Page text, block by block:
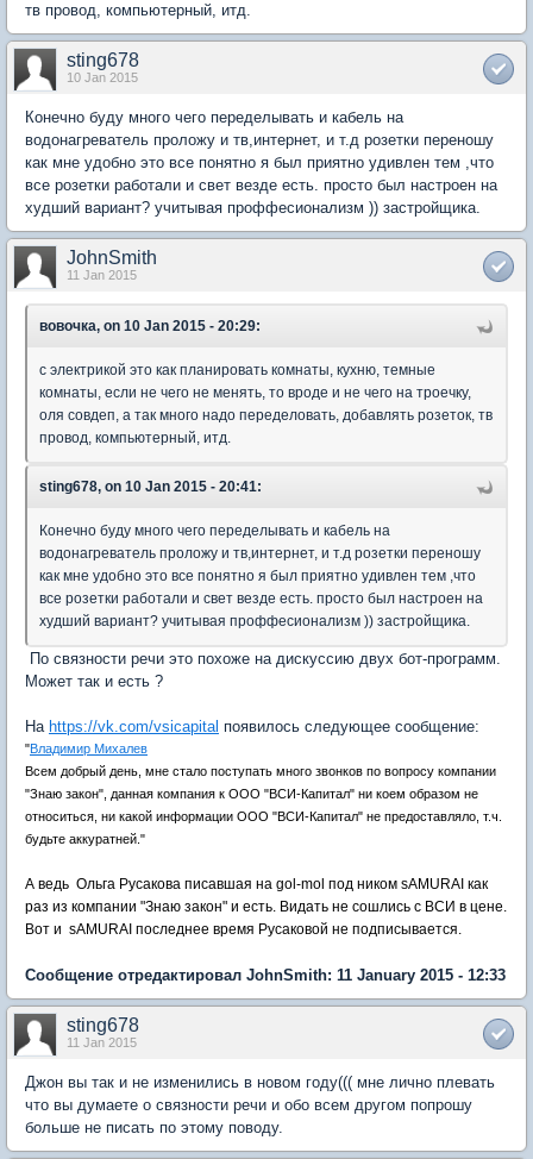
тв провод, компьютерный, итд.
sting678
10 Jan 2015
Конечно буду много чего переделывать и кабель на
водонагреватель проложу и тв,интернет, и т.д розетки переношу
как мне удобно это все понятно я был приятно удивлен тем ,что
все розетки работали и свет везде есть. просто был настроен на
худший вариант? учитывая проффесионализм )) застройщика.
JohnSmith
11 Jan 2015
вовочка, on 10 Jan 2015 - 20:29:
с электрикой это как планировать комнаты, кухню, темные
комнаты, если не чего не менять, то вроде и не чего на троечку,
оля совдеп, а так много надо переделовать, добавлять розеток, тв
провод, компьютерный, итд.
sting678, on 10 Jan 2015 - 20:41:
Конечно буду много чего переделывать и кабель на
водонагреватель проложу и тв,интернет, и т.д розетки переношу
как мне удобно это все понятно я был приятно удивлен тем ,что
все розетки работали и свет везде есть. просто был настроен на
худший вариант? учитывая проффесионализм )) застройщика.
По связности речи это похоже на дискуссию двух бот-программ.
Может так и есть ?
На https://vk.com/vsicapital появилось следующее сообщение:
"Владимир Михалев
Всем добрый день, мне стало поступать много звонков по вопросу компании
"Знаю закон", данная компания к ООО "ВСИ-Капитал" ни коем образом не
относиться, ни какой информации ООО "ВСИ-Капитал" не предоставляло, т.ч.
будьте аккуратней."
А ведь Ольга Русакова писавшая на gol-mol под ником sAMURAI как
раз из компании "Знаю закон" и есть. Видать не сошлись с ВСИ в цене.
Вот и sAMURAI последнее время Русаковой не подписывается.
Сообщение отредактировал JohnSmith: 11 January 2015 - 12:33
sting678
11 Jan 2015
Джон вы так и не изменились в новом году((( мне лично плевать
что вы думаете о связности речи и обо всем другом попрошу
больше не писать по этому поводу.